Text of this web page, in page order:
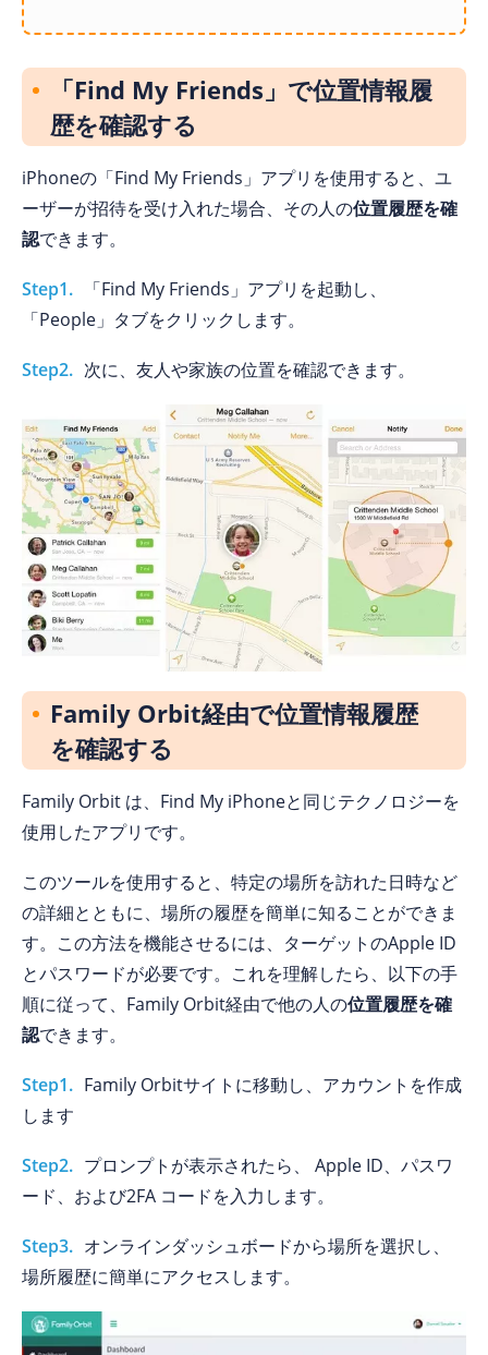
「Find My Friends」で位置情報履
歴を確認する
iPhoneの「Find My Friends」アプリを使用すると、ユ
ーザーが招待を受け入れた場合、その人の位置履歴を確
認できます。
Step1.
「Find My Friends」アプリを起動し、
「People」タブをクリックします。
Step2. 次に、友人や家族の位置を確認できます。
Family Orbit経由で位置情報履歴
を確認する
Family Orbit は、Find My iPhoneと同じテクノロジーを
使用したアプリです。
このツールを使用すると、特定の場所を訪れた日時など
の詳細とともに、場所の履歴を簡単に知ることができま
す。この方法を機能させるには、ターゲットのApple ID
とパスワードが必要です。これを理解したら、以下の手
順に従って、Family Orbit経由で他の人の位置履歴を確
認できます。
Step1. Family Orbitサイトに移動し、アカウントを作成
します
Step2. プロンプトが表示されたら、 Apple ID、パスワ
ード、および2FA コードを入力します。
Step3. オンラインダッシュボードから場所を選択し、
場所履歴に簡単にアクセスします。